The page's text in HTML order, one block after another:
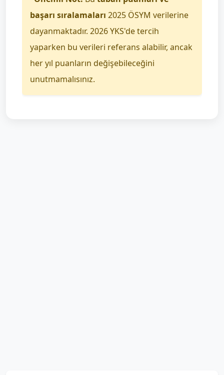
başarı sıralamaları 2025 ÖSYM verilerine
dayanmaktadır. 2026 YKS'de tercih
yaparken bu verileri referans alabilir, ancak
her yıl puanların değişebileceğini
unutmamalısınız.